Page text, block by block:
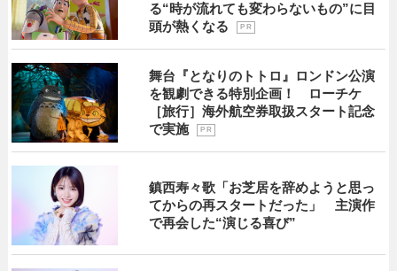
る“時が流れても変わらないもの”に目
頭が熱くなる
P R
舞台『となりのトトロ』ロンドン公演
を観劇できる特別企画！ ローチケ
［旅行］海外航空券取扱スタート記念
で実施
P R
鎮西寿々歌「お芝居を辞めようと思っ
てからの再スタートだった」 主演作
で再会した“演じる喜び”